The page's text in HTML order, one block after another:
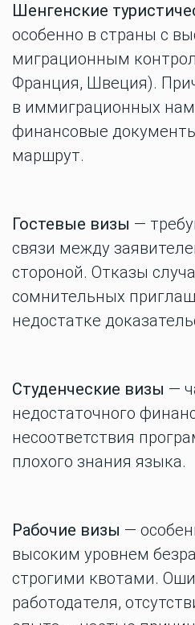
Шенгенские
особенно в страны с
миграционным
Франция, Швеция).
в иммиграционных
финансовые
маршрут.
Гостевые визы —
связи между
стороной. Отказы
сомнительных
недостатке
Студенческие визы —
недостаточного
несоответствия
плохого знания языка.
Рабочие визы —
высоким уровнем
строгими квотами.
работодателя,